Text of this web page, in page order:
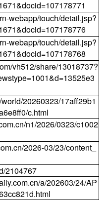
webapp/touch/detail.jsp?
webapp/touch/detail.jsp?
vh512/share/13018737?
20260323/17aff29b1
c.html
n1/2026/0323/c1002
2026-03/23/content_
2104767
a/202603/24/AP